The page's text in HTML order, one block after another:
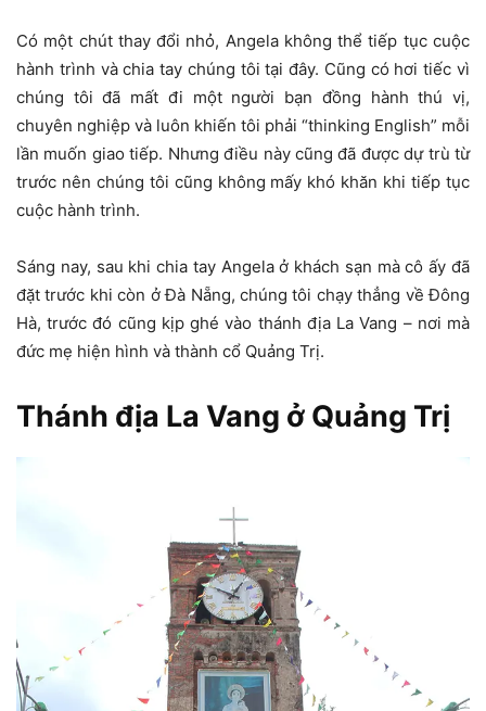
Có một chút thay đổi nhỏ, Angela không thể tiếp tục cuộc
hành trình và chia tay chúng tôi tại đây. Cũng có hơi tiếc vì
chúng tôi đã mất đi một người bạn đồng hành thú vị,
chuyên nghiệp và luôn khiến tôi phải “thinking English” mỗi
lần muốn giao tiếp. Nhưng điều này cũng đã được dự trù từ
trước nên chúng tôi cũng không mấy khó khăn khi tiếp tục
cuộc hành trình.
Sáng nay, sau khi chia tay Angela ở khách sạn mà cô ấy đã
đặt trước khi còn ở Đà Nẵng, chúng tôi chạy thẳng về Đông
Hà, trước đó cũng kịp ghé vào thánh địa La Vang – nơi mà
đức mẹ hiện hình và thành cổ Quảng Trị.
Thánh địa La Vang ở Quảng Trị